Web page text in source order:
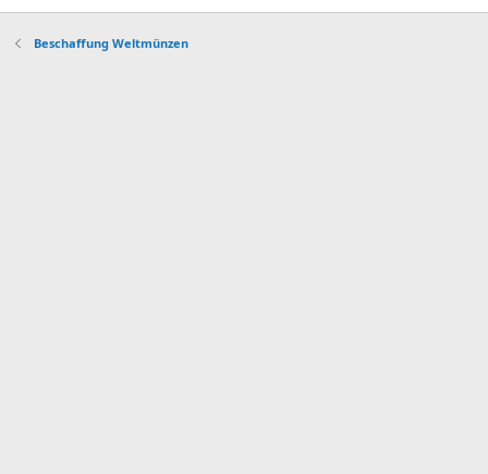
Beschaffung Weltmünzen